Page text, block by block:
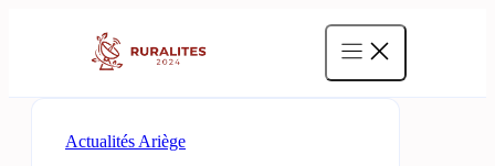
Actualités Ariège